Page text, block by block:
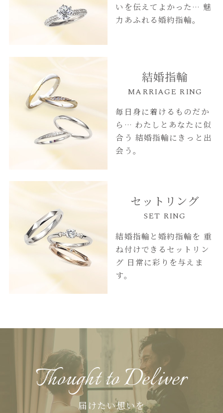
いを伝えてよかった… 魅
力あふれる婚約指輪。
結婚指輪
MARRIAGE RING
毎日身に着けるものだか
ら… わたしとあなたに似
合う 結婚指輪にきっと出
会う。
セットリング
SET RING
結婚指輪と婚約指輪を 重
ね付けできるセットリン
グ 日常に彩りを与えま
す。
Thought to Deliver
届けたい想いを